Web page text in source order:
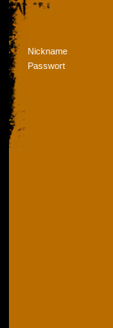
Nickname
Passwort